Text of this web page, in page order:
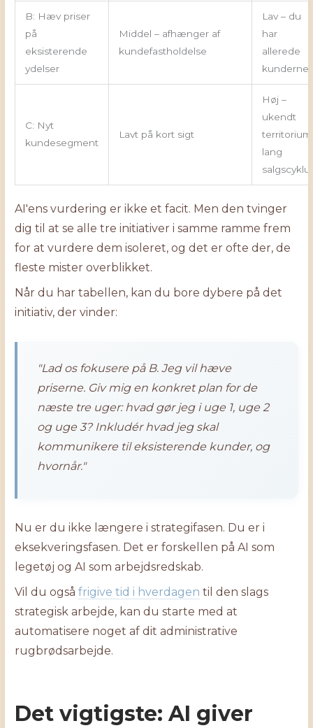
B: Hæv priser
på
eksisterende
ydelser
Middel – afhænger af
kundefastholdelse
Lav – du
har
allerede
kunderne
C: Nyt
kundesegment
Lavt på kort sigt
Høj –
ukendt
territorium,
lang
AI'ens vurdering er ikke et facit. Men den tvinger
dig til at se alle tre initiativer i samme ramme frem
for at vurdere dem isoleret, og det er ofte der, de
fleste mister overblikket.
Når du har tabellen, kan du bore dybere på det
initiativ, der vinder:
"Lad os fokusere på B. Jeg vil hæve
priserne. Giv mig en konkret plan for de
næste tre uger: hvad gør jeg i uge 1, uge 2
og uge 3? Inkludér hvad jeg skal
kommunikere til eksisterende kunder, og
hvornår."
Nu er du ikke længere i strategifasen. Du er i
eksekveringsfasen. Det er forskellen på AI som
legetøj og AI som arbejdsredskab.
Vil du ogsåfrigive tid i hverdagen til den slags
strategisk arbejde, kan du starte med at
automatisere noget af dit administrative
rugbrødsarbejde.
Det vigtigste: AI giver